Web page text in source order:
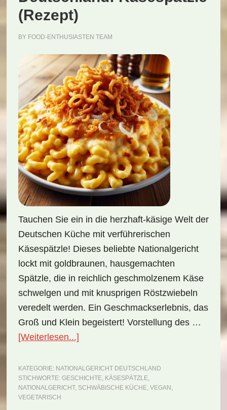
(Rezept)
BY FOOD-ENTHUSIASTEN TEAM
Tauchen Sie ein in die herzhaft-käsige Welt der
Deutschen Küche mit verführerischen
Käsespätzle! Dieses beliebte Nationalgericht
lockt mit goldbraunen, hausgemachten
Spätzle, die in reichlich geschmolzenem Käse
schwelgen und mit knusprigen Röstzwiebeln
veredelt werden. Ein Geschmackserlebnis, das
Groß und Klein begeistert! Vorstellung des …
[Weiterlesen...]ÜberNationalgericht
Käsespätzle
(Rezept)
KATEGORIE: NATIONALGERICHT DEUTSCHLAND
STICHWORTE: GESCHICHTE, KÄSESPÄTZLE,
NATIONALGERICHT, SCHWÄBISCHE KÜCHE, VEGAN ,
VEGETARISCH